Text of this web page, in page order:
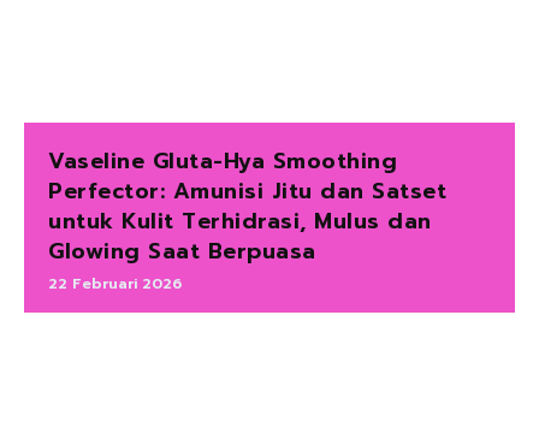
Vaseline Gluta-Hya Smoothing
Perfector: Amunisi Jitu dan Satset
untuk Kulit Terhidrasi, Mulus dan
Glowing Saat Berpuasa
22 Februari 2026